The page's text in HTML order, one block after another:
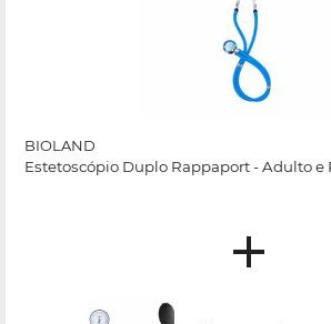
BIOLAND
Estetoscópio Duplo Rappaport - Adulto e